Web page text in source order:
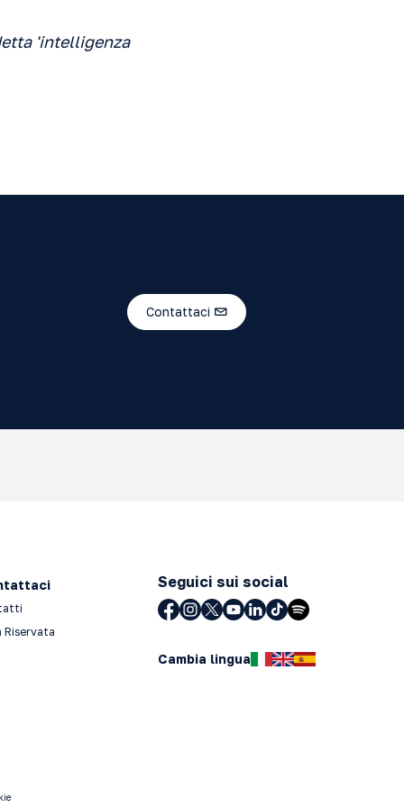
'intelligenza
Contattaci
Riservata
Seguici sui social
Cambia lingua